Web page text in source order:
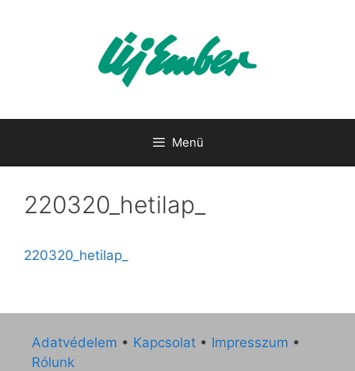
Menü
220320_hetilap_
220320_hetilap_
Adatvédelem • Kapcsolat • Impresszum •
Rólunk